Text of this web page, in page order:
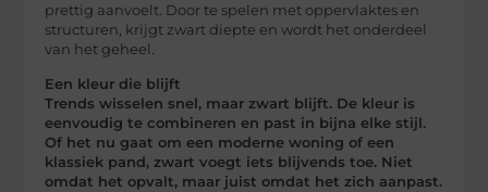
prettig aanvoelt. Door te spelen met oppervlaktes en
structuren, krijgt zwart diepte en wordt het onderdeel
van het geheel.
Een kleur die blijft
Trends wisselen snel, maar zwart blijft. De kleur is
eenvoudig te combineren en past in bijna elke stijl.
Of het nu gaat om een moderne woning of een
klassiek pand, zwart voegt iets blijvends toe. Niet
omdat het opvalt, maar juist omdat het zich aanpast.